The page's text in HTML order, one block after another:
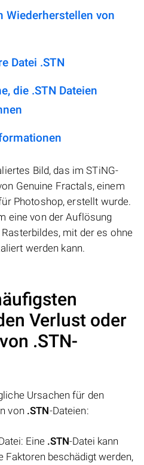
Wiederherstellen von
Datei .STN
die .STN Dateien
Bild, das im STiNG-
Genuine Fractals, einem
Photoshop, erstellt wurde.
eine von der Auflösung
mit der es ohne
werden kann.
Verlust oder
.STN-
Ursachen für den
von .STN-Dateien:
Eine .STN-Datei kann
Faktoren beschädigt werden,